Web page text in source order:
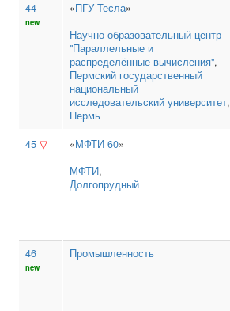
44
new
«ПГУ-Тесла»
Научно‑образовательный центр
"Параллельные и
распределённые вычисления",
Пермский государственный
национальный
исследовательский университет,
Пермь
45 ▽ «МФТИ 60»
МФТИ,
Долгопрудный
46
new
Промышленность